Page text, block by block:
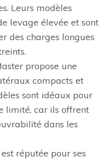
Leurs modèles
levage élevée et sont
des charges longues
propose une
compacts et
sont idéaux pour
limité, car ils offrent
dans les
réputée pour ses